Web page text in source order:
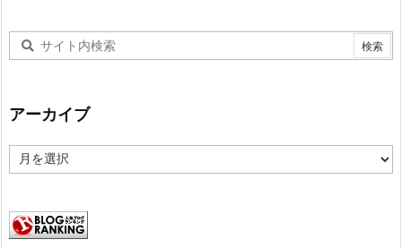
アーカイブ
ー
ブ